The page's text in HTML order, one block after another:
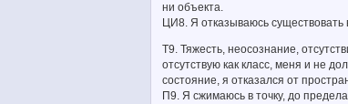
ни объекта.
ЦИ8. Я отказываюсь
Т9. Тяжесть, неосознание,
отсутствую как класс, меня и не
состояние, я отказался от
П9. Я сжимаюсь в точку, до